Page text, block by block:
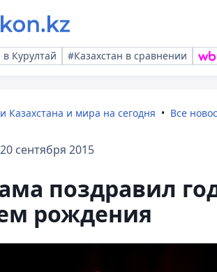
Курултай #Казахстан в сравнении
Казахстана и мира на сегодня Все
сентября 2015
поздравил
рождения